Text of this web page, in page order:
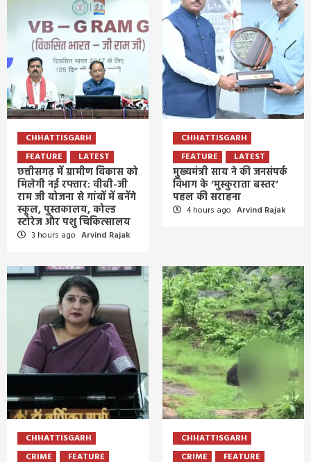
CHHATTISGARH
FEATURE
LATEST
छत्तीसगढ़ में ग्रामीण विकास को
मिलेगी नई रफ्तार: वीबी-जी
राम जी योजना से गांवों में बनेंगे
स्कूल, पुस्तकालय, कोल्ड
स्टोरेज और पशु चिकित्सालय
3 hours ago Arvind Rajak
CHHATTISGARH
FEATURE
LATEST
मुख्यमंत्री साय ने की जनसंपर्क
विभाग के ‘मुस्कुराता बस्तर’
पहल की सराहना
4 hours ago Arvind Rajak
CHHATTISGARH
CRIME
FEATURE
CHHATTISGARH
CRIME
FEATURE